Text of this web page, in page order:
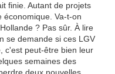
finie. Autant de projets
économique. Va-t-on
? Pas sûr. À lire
se demande si ces LGV
c'est peut-être bien leur
semaines des